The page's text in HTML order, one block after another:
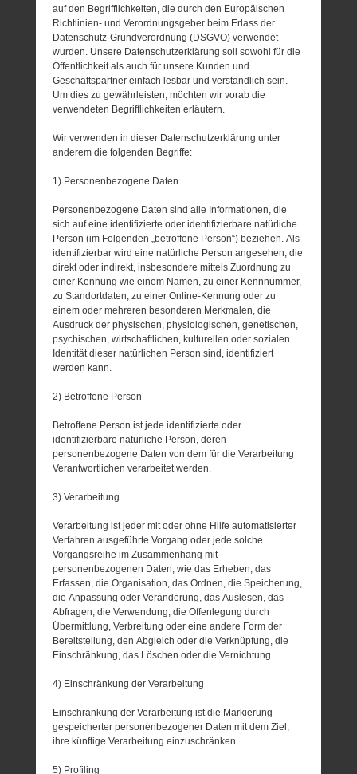
auf den Begrifflichkeiten, die durch den Europäischen
Richtlinien- und Verordnungsgeber beim Erlass der
Datenschutz-Grundverordnung (DSGVO) verwendet
wurden. Unsere Datenschutzerklärung soll sowohl für die
Öffentlichkeit als auch für unsere Kunden und
Geschäftspartner einfach lesbar und verständlich sein.
Um dies zu gewährleisten, möchten wir vorab die
verwendeten Begrifflichkeiten erläutern.
Wir verwenden in dieser Datenschutzerklärung unter
anderem die folgenden Begriffe:
1) Personenbezogene Daten
Personenbezogene Daten sind alle Informationen, die
sich auf eine identifizierte oder identifizierbare natürliche
Person (im Folgenden „betroffene Person“) beziehen. Als
identifizierbar wird eine natürliche Person angesehen, die
direkt oder indirekt, insbesondere mittels Zuordnung zu
einer Kennung wie einem Namen, zu einer Kennnummer,
zu Standortdaten, zu einer Online-Kennung oder zu
einem oder mehreren besonderen Merkmalen, die
Ausdruck der physischen, physiologischen, genetischen,
psychischen, wirtschaftlichen, kulturellen oder sozialen
Identität dieser natürlichen Person sind, identifiziert
werden kann.
2) Betroffene Person
Betroffene Person ist jede identifizierte oder
identifizierbare natürliche Person, deren
personenbezogene Daten von dem für die Verarbeitung
Verantwortlichen verarbeitet werden.
3) Verarbeitung
Verarbeitung ist jeder mit oder ohne Hilfe automatisierter
Verfahren ausgeführte Vorgang oder jede solche
Vorgangsreihe im Zusammenhang mit
personenbezogenen Daten, wie das Erheben, das
Erfassen, die Organisation, das Ordnen, die Speicherung,
die Anpassung oder Veränderung, das Auslesen, das
Abfragen, die Verwendung, die Offenlegung durch
Übermittlung, Verbreitung oder eine andere Form der
Bereitstellung, den Abgleich oder die Verknüpfung, die
Einschränkung, das Löschen oder die Vernichtung.
4) Einschränkung der Verarbeitung
Einschränkung der Verarbeitung ist die Markierung
gespeicherter personenbezogener Daten mit dem Ziel,
ihre künftige Verarbeitung einzuschränken.
5) Profiling